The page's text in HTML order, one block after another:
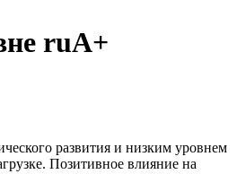
ruА+
развития и низким уровнем
Позитивное влияние на